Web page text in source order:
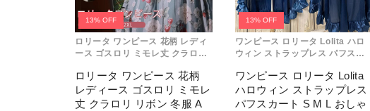
13% OFF
ロリータ ワンピース 花柄 レディ
ース ゴスロリ ミモレ丈 クラロリ
ト ロリィタファッション レトロ
風 クラシカル 上品 かわいい 日常
着 通勤 お出かけ 仮 通学
ロリータ ワンピース 花柄
レディース ゴスロリ ミモレ
丈 クラロリ リボン 冬服 A
13% OFF
ワンピース ロリータ Lolita ハロ
ウィン ストラップレス パフスカ
ーティー プレゼント レディース
コスチューム プリンセス ロマン
ティック ブル ドレス
ワンピース ロリータ Lolita
ハロウィン ストラップレス
パフスカート S M L おしゃ